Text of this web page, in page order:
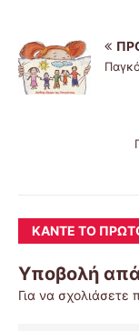
ΚΆΝΤΕ ΤΟ
Υποβολή
Για να σχολιάσετε